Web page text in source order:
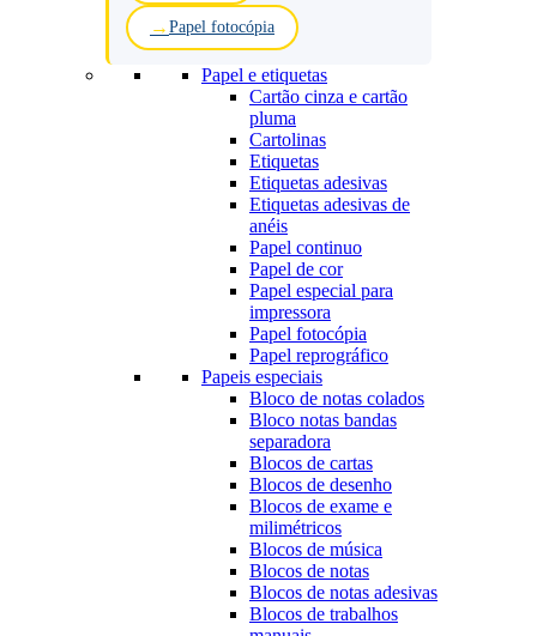
Papel fotocópia
Papel e etiquetas
Cartão cinza e cartão
pluma
Cartolinas
Etiquetas
Etiquetas adesivas
Etiquetas adesivas de
anéis
Papel continuo
Papel de cor
Papel especial para
impressora
Papel fotocópia
Papel reprográfico
Papeis especiais
Bloco de notas colados
Bloco notas bandas
separadora
Blocos de cartas
Blocos de desenho
Blocos de exame e
milimétricos
Blocos de música
Blocos de notas
Blocos de notas adesivas
Blocos de trabalhos